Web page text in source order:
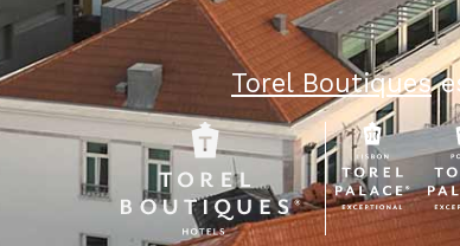
Torel Boutiques